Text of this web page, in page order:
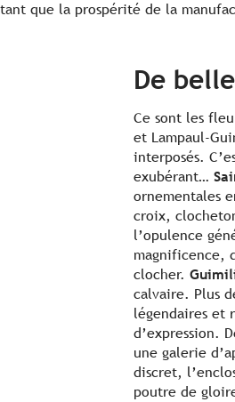
que la prospérité de la
De
Ce sont les
et Lampaul-
interposés.
exubérant…
ornementales
croix,
l’opulence
magnificence,
clocher.
calvaire. Plus
légendaires et
d’expression.
une galerie
discret,
poutre de